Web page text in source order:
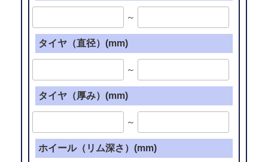
～
タイヤ（直径）(mm)
～
タイヤ（厚み）(mm)
～
ホイール（リム深さ）(mm)